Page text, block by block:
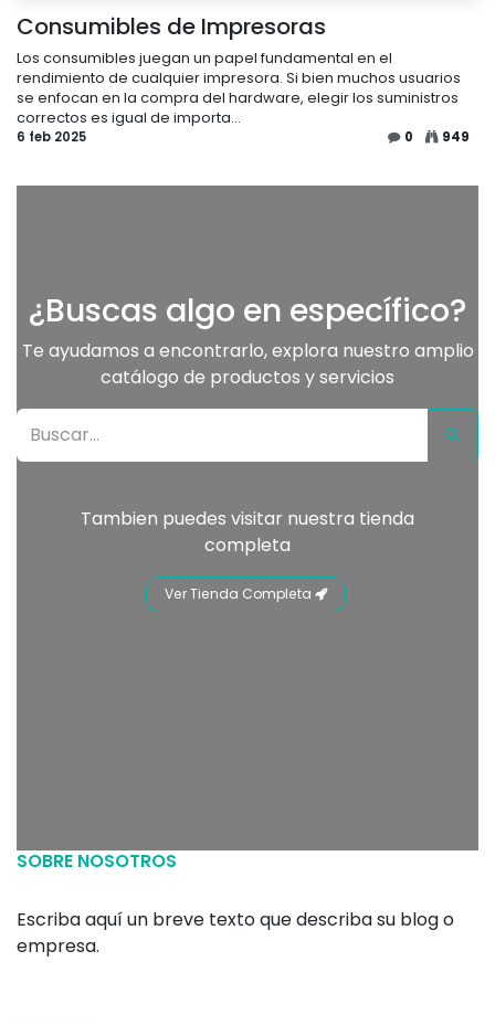
Consumibles de Impresoras
Los consumibles juegan un papel fundamental en el
rendimiento de cualquier impresora. Si bien muchos usuarios
se enfocan en la compra del hardware, elegir los suministros
correctos es igual de importa...
6 feb 2025 0 949
¿Buscas algo en específico?
Te ayudamos a encontrarlo, explora nuestro amplio
catálogo de productos y servicios
Tambien puedes visitar nuestra tienda
completa
Ver Tienda Completa
SOBRE NOSOTROS
Escriba aquí un breve texto que describa su blog o
empresa.